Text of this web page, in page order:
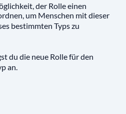
der Rolle einen
um Menschen mit dieser
bestimmten Typs zu
du die neue Rolle für den
an.